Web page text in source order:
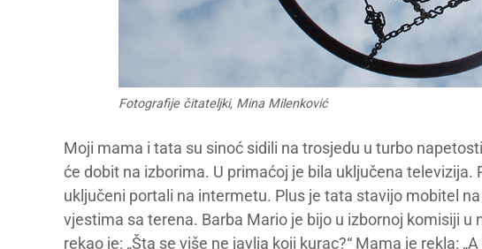
Fotografije čitateljki, Mina Milenković
Moji mama i tata su sinoć sidili na trosjedu u turbo
će dobit na izborima. U primaćoj je bila uključena televizija.
uključeni portali na intermetu. Plus je tata stavijo mobitel
vjestima sa terena. Barba Mario je bijo u izbornoj komisiji
rekao je: „Šta se više ne javlja koji kurac?“ Mama je rekla: